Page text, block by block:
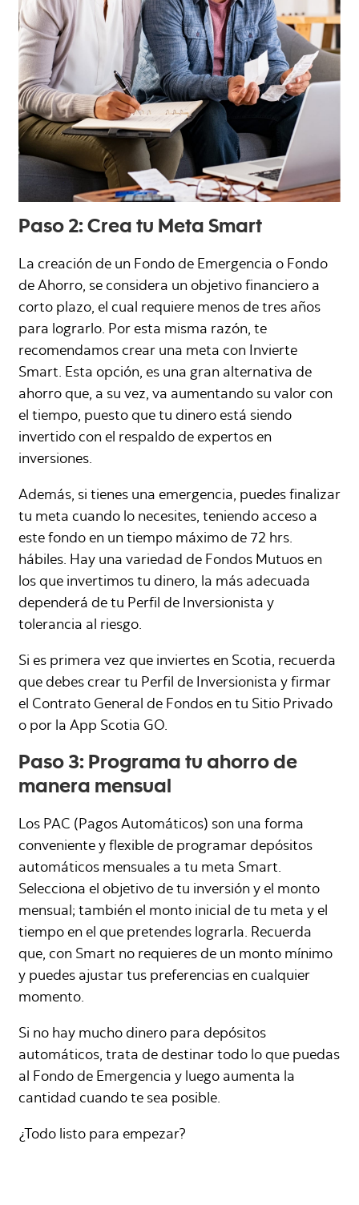
Paso 2: Crea tu Meta Smart
La creación de un Fondo de Emergencia o Fondo
de Ahorro, se considera un objetivo financiero a
corto plazo, el cual requiere menos de tres años
para lograrlo. Por esta misma razón, te
recomendamos crear una meta con Invierte
Smart. Esta opción, es una gran alternativa de
ahorro que, a su vez, va aumentando su valor con
el tiempo, puesto que tu dinero está siendo
invertido con el respaldo de expertos en
inversiones.
Además, si tienes una emergencia, puedes finalizar
tu meta cuando lo necesites, teniendo acceso a
este fondo en un tiempo máximo de 72 hrs.
hábiles. Hay una variedad de Fondos Mutuos en
los que invertimos tu dinero, la más adecuada
dependerá de tu Perfil de Inversionista y
tolerancia al riesgo.
Si es primera vez que inviertes en Scotia, recuerda
que debes crear tu Perfil de Inversionista y firmar
el Contrato General de Fondos en tu Sitio Privado
o por la App Scotia GO.
Paso 3: Programa tu ahorro de
manera mensual
Los PAC (Pagos Automáticos) son una forma
conveniente y flexible de programar depósitos
automáticos mensuales a tu meta Smart.
Selecciona el objetivo de tu inversión y el monto
mensual; también el monto inicial de tu meta y el
tiempo en el que pretendes lograrla. Recuerda
que, con Smart no requieres de un monto mínimo
y puedes ajustar tus preferencias en cualquier
momento.
Si no hay mucho dinero para depósitos
automáticos, trata de destinar todo lo que puedas
al Fondo de Emergencia y luego aumenta la
cantidad cuando te sea posible.
¿Todo listo para empezar?